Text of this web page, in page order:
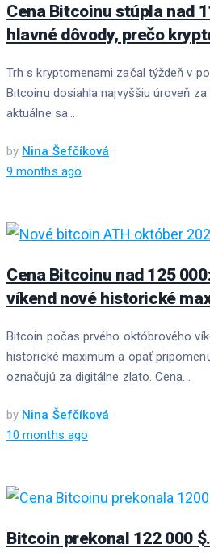
Cena Bitcoinu stúpla nad
hlavné dôvody, prečo
Trh s kryptomenami začal týždeň v
Bitcoinu dosiahla najvyššiu úroveň
aktuálne sa...
by Nina Šefčíková
9 months ago
Cena Bitcoinu nad 125
víkend nové historické
Bitcoin počas prvého októbrového
historické maximum a opäť
označujú za digitálne zlato. Cena...
by Nina Šefčíková
10 months ago
Bitcoin prekonal 122 000